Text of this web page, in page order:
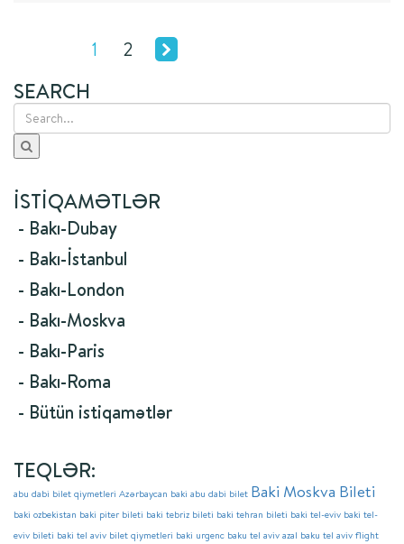
1 2
SEARCH
İSTIQAMƏTLƏR
- Bakı-Dubay
- Bakı-İstanbul
- Bakı-London
- Bakı-Moskva
- Bakı-Paris
- Bakı-Roma
- Bütün istiqamətlər
TEQLƏR:
abu dabi bilet qiymetleri Azərbaycan baki abu dabi bilet Baki Moskva Bileti
baki ozbekistan baki piter bileti baki tebriz bileti baki tehran bileti baki tel-eviv baki tel-
eviv bileti baki tel aviv bilet qiymetleri baki urgenc baku tel aviv azal baku tel aviv flight